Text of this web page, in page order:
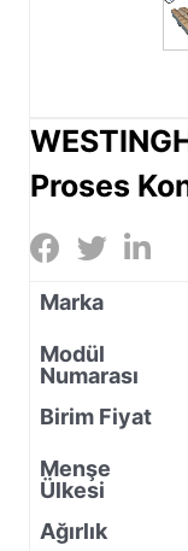
Proses
Marka
Modül
Numarası
Birim Fiyat
Menşe
Ülkesi
Ağırlık